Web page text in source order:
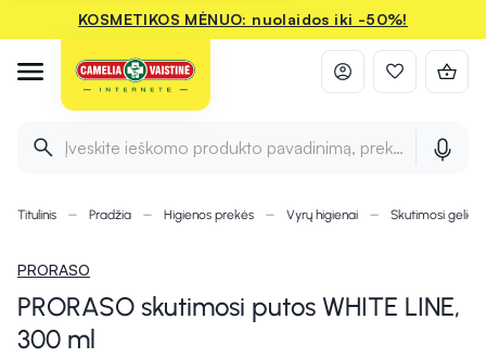
KOSMETIKOS MĖNUO: nuolaidos iki -50%!
Įveskite ieškomo produkto pavadinimą, prekės ženklą ir
Titulinis Pradžia Higienos prekės Vyrų higienai Skutimosi geliai,
PRORASO
PRORASO skutimosi putos WHITE LINE,
300 ml